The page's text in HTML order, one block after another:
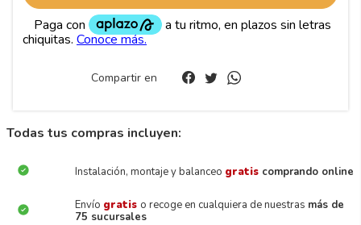
Compartir en
Todas tus compras incluyen:
Instalación, montaje y balanceo gratis comprando online
Envío gratis o recoge en cualquiera de nuestras más de
75 sucursales